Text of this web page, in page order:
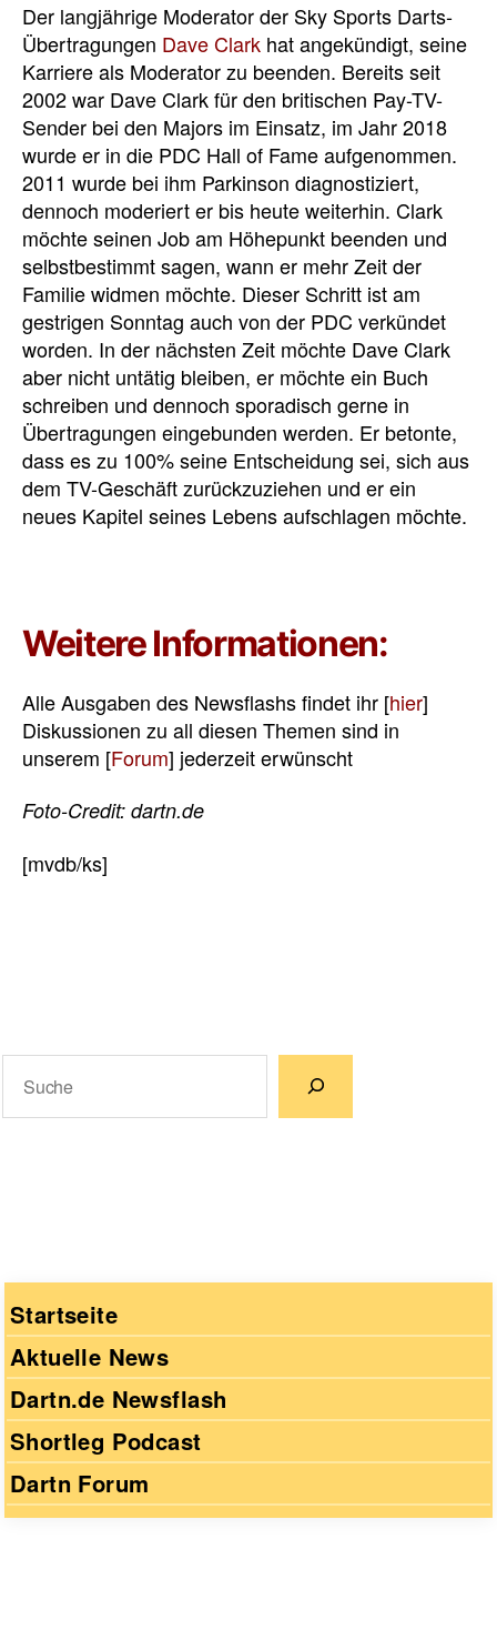
Der langjährige Moderator der Sky Sports Darts-
Übertragungen Dave Clark hat angekündigt, seine
Karriere als Moderator zu beenden. Bereits seit
2002 war Dave Clark für den britischen Pay-TV-
Sender bei den Majors im Einsatz, im Jahr 2018
wurde er in die PDC Hall of Fame aufgenommen.
2011 wurde bei ihm Parkinson diagnostiziert,
dennoch moderiert er bis heute weiterhin. Clark
möchte seinen Job am Höhepunkt beenden und
selbstbestimmt sagen, wann er mehr Zeit der
Familie widmen möchte. Dieser Schritt ist am
gestrigen Sonntag auch von der PDC verkündet
worden. In der nächsten Zeit möchte Dave Clark
aber nicht untätig bleiben, er möchte ein Buch
schreiben und dennoch sporadisch gerne in
Übertragungen eingebunden werden. Er betonte,
dass es zu 100% seine Entscheidung sei, sich aus
dem TV-Geschäft zurückzuziehen und er ein
neues Kapitel seines Lebens aufschlagen möchte.
Weitere Informationen:
Alle Ausgaben des Newsflashs findet ihr [hier]
Diskussionen zu all diesen Themen sind in
unserem [Forum] jederzeit erwünscht
Foto-Credit: dartn.de
[mvdb/ks]
Startseite
Aktuelle News
Dartn.de Newsflash
Shortleg Podcast
Dartn Forum